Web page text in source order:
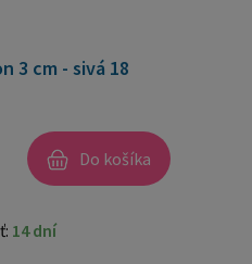
3 cm - sivá 18
Do košíka
14 dní